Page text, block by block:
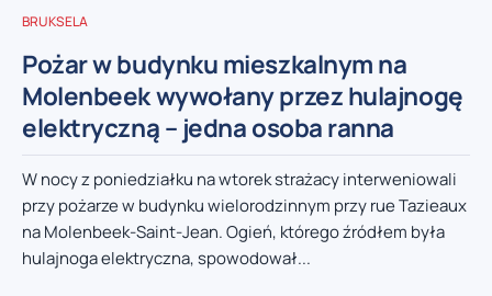
BRUKSELA
Pożar w budynku mieszkalnym na
Molenbeek wywołany przez hulajnogę
elektryczną – jedna osoba ranna
W nocy z poniedziałku na wtorek strażacy interweniowali
przy pożarze w budynku wielorodzinnym przy rue Tazieaux
na Molenbeek-Saint-Jean. Ogień, którego źródłem była
hulajnoga elektryczna, spowodował...